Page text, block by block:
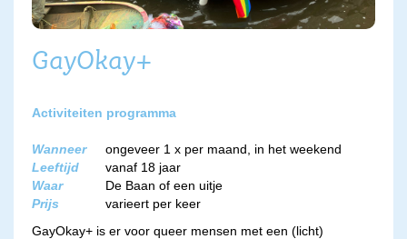
GayOkay+
Activiteiten programma
Wanneer
ongeveer 1 x per maand, in het weekend
Leeftijd
vanaf 18 jaar
Waar
De Baan of een uitje
Prijs
varieert per keer
GayOkay+ is er voor queer mensen met een (licht)